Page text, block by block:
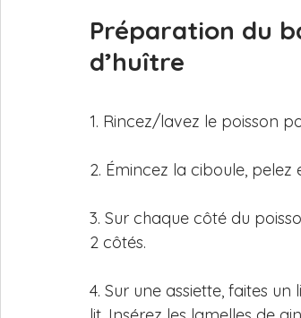
Préparation du
d’huître
1. Rincez/lavez le poisson
2. Émincez la ciboule,
3. Sur chaque côté du
2 côtés.
4. Sur une assiette, faites